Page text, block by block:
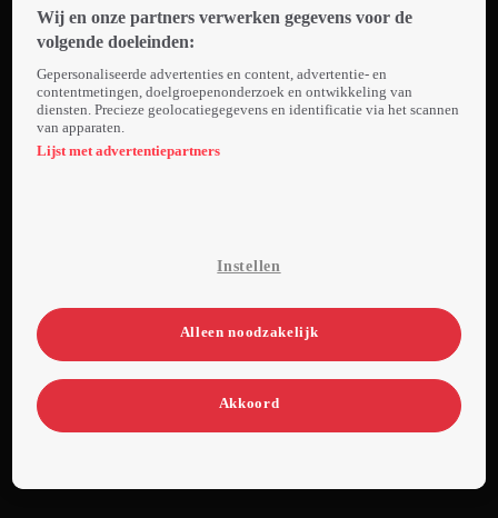
alleenstaande vader
Daniel, wiens
familie de boerderij
nu runt. Terwijl Joss
meer leert over haar
familiegeschiedenis,
Wij en onze partners verwerken gegevens voor de
volgende doeleinden:
Gepersonaliseerde advertenties en content, advertentie- en
contentmetingen, doelgroepenonderzoek en ontwikkeling van
diensten. Precieze geolocatiegegevens en identificatie via het scannen
van apparaten.
Lijst met advertentiepartners
Instellen
Alleen noodzakelijk
Akkoord